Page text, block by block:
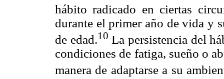
hábito radicado en ciertas
durante el primer año de vida y
de edad.10 La persistencia del
condiciones de fatiga, sueño o
manera de adaptarse a su